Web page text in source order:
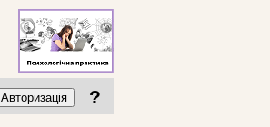
Авторизація ?